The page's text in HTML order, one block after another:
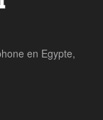
en Egypte,